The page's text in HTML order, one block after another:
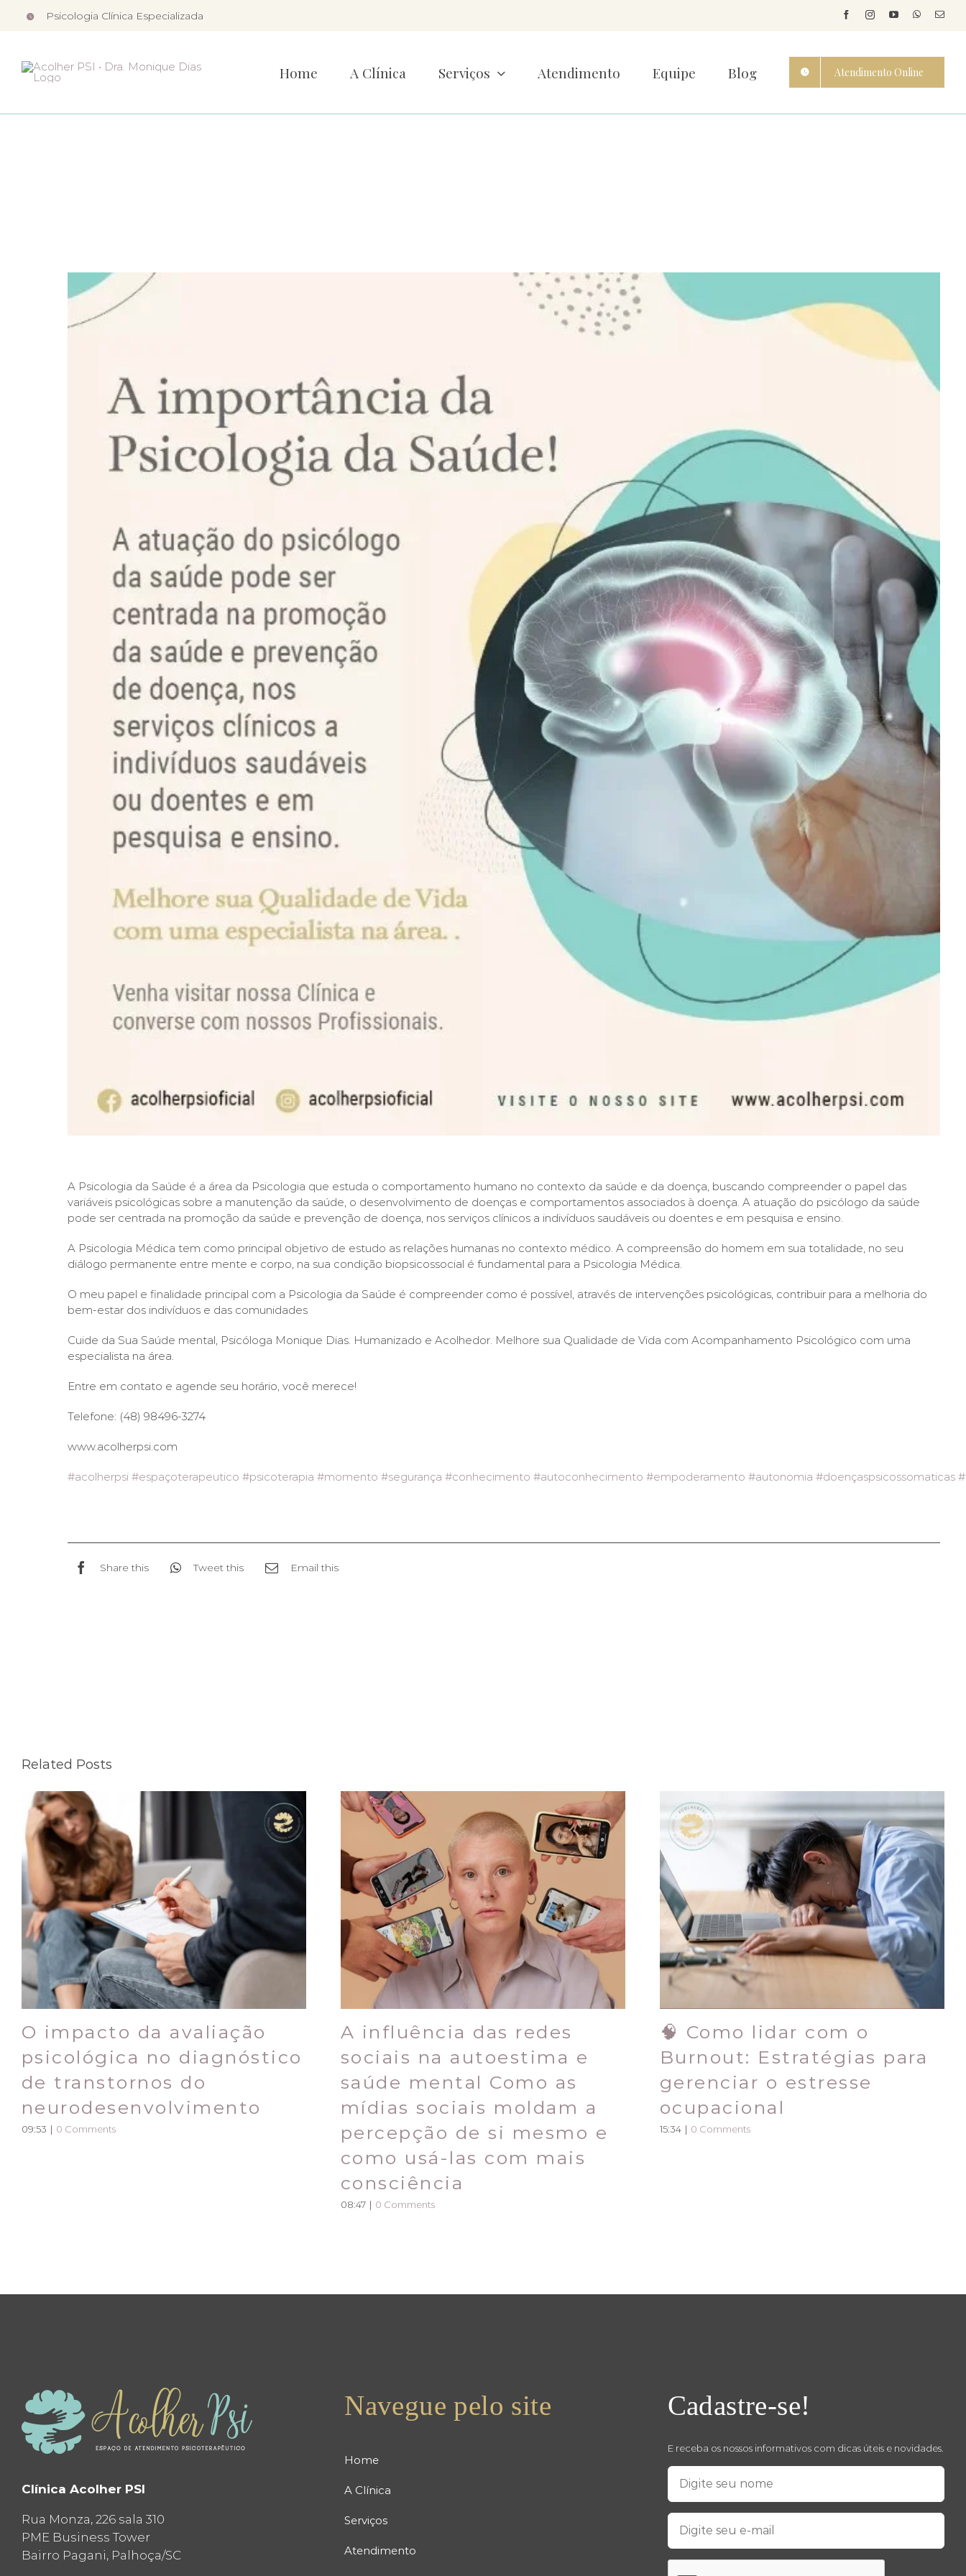
Psicologia Clínica Especializada
Home A Clínica Serviços Atendimento Equipe Blog Atendimento Online
A Psicologia da Saúde é a área da Psicologia que estuda o comportamento humano no contexto da saúde e da doença, buscando compreender o papel das
variáveis psicológicas sobre a manutenção da saúde, o desenvolvimento de doenças e comportamentos associados à doença. A atuação do psicólogo da saúde
pode ser centrada na promoção da saúde e prevenção de doença, nos serviços clínicos a indivíduos saudáveis ou doentes e em pesquisa e ensino.
A Psicologia Médica tem como principal objetivo de estudo as relações humanas no contexto médico. A compreensão do homem em sua totalidade, no seu
diálogo permanente entre mente e corpo, na sua condição biopsicossocial é fundamental para a Psicologia Médica.
O meu papel e finalidade principal com a Psicologia da Saúde é compreender como é possível, através de intervenções psicológicas, contribuir para a melhoria do
bem-estar dos indivíduos e das comunidades
Cuide da Sua Saúde mental, Psicóloga Monique Dias. Humanizado e Acolhedor. Melhore sua Qualidade de Vida com Acompanhamento Psicológico com uma
especialista na área.
Entre em contato e agende seu horário, você merece!
Telefone: (48) 98496-3274
www.acolherpsi.com
#acolherpsi #espaçoterapeutico #psicoterapia #momento #segurança #conhecimento #autoconhecimento #empoderamento #autonomia #doençaspsicossomaticas
Share this Tweet this Email this
Related Posts
O impacto da avaliação
psicológica no diagnóstico
de transtornos do
neurodesenvolvimento
09:53 | 0 Comments
A influência das redes
sociais na autoestima e
saúde mental Como as
mídias sociais moldam a
percepção de si mesmo e
como usá-las com mais
consciência
08:47 | 0 Comments
🧠 Como lidar com o
Burnout: Estratégias para
gerenciar o estresse
ocupacional
15:34 | 0 Comments
Clínica Acolher PSI
Rua Monza, 226 sala 310
PME Business Tower
Bairro Pagani, Palhoça/SC
Navegue pelo site
Home
A Clínica
Serviços
Atendimento
Cadastre-se!
E receba os nossos informativos com dicas úteis e novidades.